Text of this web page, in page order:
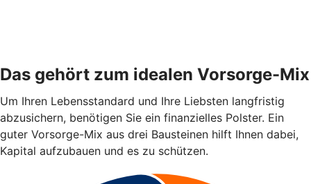
Das gehört zum idealen Vorsorge-Mix
Um Ihren Lebensstandard und Ihre Liebsten langfristig
abzusichern, benötigen Sie ein finanzielles Polster. Ein
guter Vorsorge-Mix aus drei Bausteinen hilft Ihnen dabei,
Kapital aufzubauen und es zu schützen.